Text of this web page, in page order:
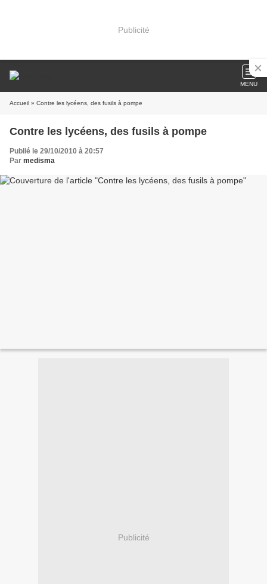
Publicité
MENU
Accueil » Contre les lycéens, des fusils à pompe
Contre les lycéens, des fusils à pompe
Publié le 29/10/2010 à 20:57
Par medisma
Publicité